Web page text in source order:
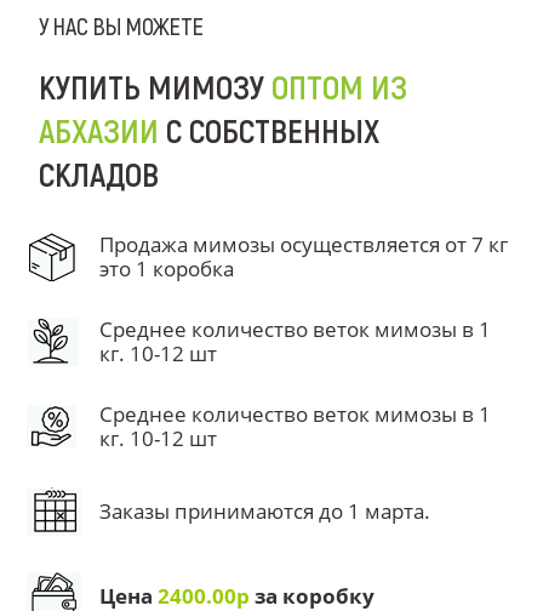
У НАС ВЫ МОЖЕТЕ
КУПИТЬ МИМОЗУ ОПТОМ ИЗ
АБХАЗИИ С СОБСТВЕННЫХ
СКЛАДОВ
Продажа мимозы осуществляется от 7 кг
это 1 коробка
Среднее количество веток мимозы в 1
кг. 10-12 шт
Среднее количество веток мимозы в 1
кг. 10-12 шт
Заказы принимаются до 1 марта.
Цена2400.00р за коробку